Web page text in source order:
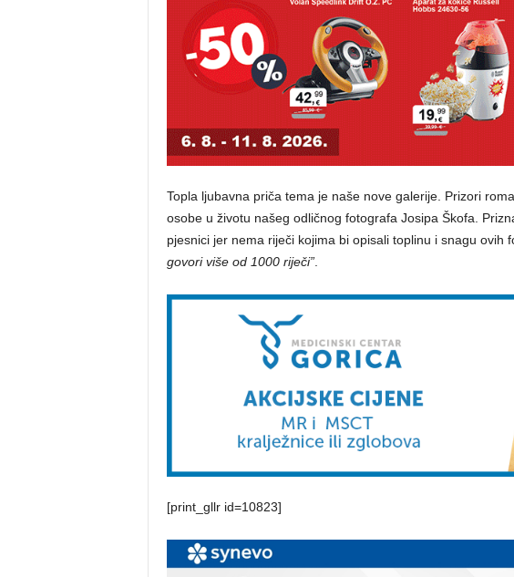
Topla ljubavna priča tema je naše nove galerije. Prizori
osobe u životu našeg odličnog fotografa Josipa Škofa.
pjesnici jer nema riječi kojima bi opisali toplinu i snagu ovih
govori više od 1000 riječi”.
[print_gllr id=10823]